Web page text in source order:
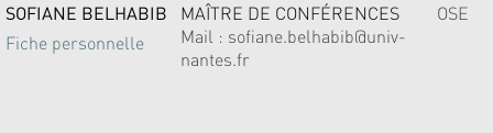
SOFIANE BELHABIB
Fiche personnelle
MAÎTRE DE CONFÉRENCES
Mail : sofiane.belhabib@univ-
nantes.fr
OSE